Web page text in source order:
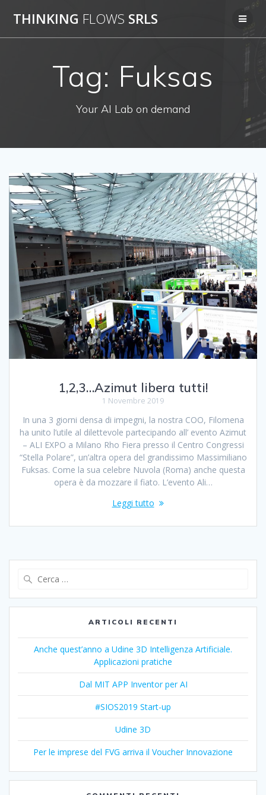
al
THINKING FLOWS SRLS
Tag: Fuksas
Your AI Lab on demand
1,2,3…Azimut libera tutti!
1 Novembre 2019
In una 3 giorni densa di impegni, la nostra COO, Filomena
ha unito l’utile al dilettevole partecipando all’ evento Azimut
– ALI EXPO a Milano Rho Fiera presso il Centro Congressi
“Stella Polare”, un’altra opera del grandissimo Massimiliano
Fuksas. Come la sua celebre Nuvola (Roma) anche questa
opera è da mozzare il fiato. L’evento Ali…
Leggi tutto
ARTICOLI RECENTI
Anche quest’anno a Udine 3D Intelligenza Artificiale.
Applicazioni pratiche
Dal MIT APP Inventor per AI
#SIOS2019 Start-up
Udine 3D
Per le imprese del FVG arriva il Voucher Innovazione